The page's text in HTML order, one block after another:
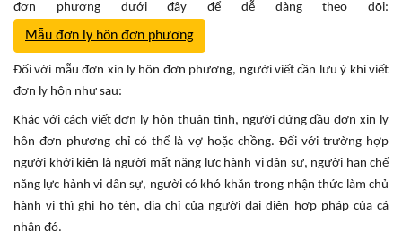
đơn phương dưới đây để dễ dàng theo dõi:
Mẫu đơn ly hôn đơn phương
Đối với mẫu đơn xin ly hôn đơn phương, người viết cần lưu ý khi viết
đơn ly hôn như sau:
Khác với cách viết đơn ly hôn thuận tình, người đứng đầu đơn xin ly
hôn đơn phương chỉ có thể là vợ hoặc chồng. Đối với trường hợp
người khởi kiện là người mất năng lực hành vi dân sự, người hạn chế
năng lực hành vi dân sự, người có khó khăn trong nhận thức làm chủ
hành vi thì ghi họ tên, địa chỉ của người đại diện hợp pháp của cá
nhân đó.